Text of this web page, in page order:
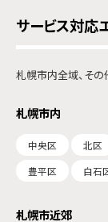
サービス対応
札幌市内全域、その
札幌市内
中央区 北区
豊平区
白石
札幌市近郊